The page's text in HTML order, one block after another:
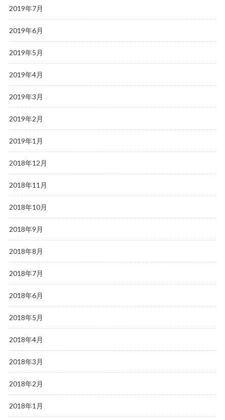
2019年7月
2019年6月
2019年5月
2019年4月
2019年3月
2019年2月
2019年1月
2018年12月
2018年11月
2018年10月
2018年9月
2018年8月
2018年7月
2018年6月
2018年5月
2018年4月
2018年3月
2018年2月
2018年1月